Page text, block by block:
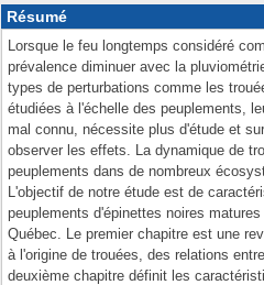
Résumé
Lorsque le feu longtemps considéré
prévalence diminuer avec la
types de perturbations comme les
étudiées à l'échelle des peuplements,
mal connu, nécessite plus d'étude et
observer les effets. La dynamique de
peuplements dans de nombreux
L'objectif de notre étude est de
peuplements d'épinettes noires
Québec. Le premier chapitre est une
à l'origine de trouées, des relations
deuxième chapitre définit les